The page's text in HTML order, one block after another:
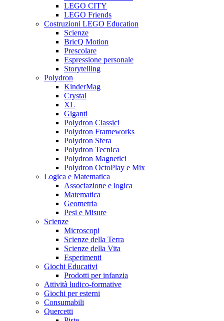
LEGO CITY
LEGO Friends
Costruzioni LEGO Education
Scienze
BricQ Motion
Prescolare
Espressione personale
Storytelling
Polydron
KinderMag
Crystal
XL
Giganti
Polydron Classici
Polydron Frameworks
Polydron Sfera
Polydron Tecnica
Polydron Magnetici
Polydron OctoPlay e Mix
Logica e Matematica
Associazione e logica
Matematica
Geometria
Pesi e Misure
Scienze
Microscopi
Scienze della Terra
Scienze della Vita
Esperimenti
Giochi Educativi
Prodotti per infanzia
Attività ludico-formative
Giochi per esterni
Consumabili
Quercetti